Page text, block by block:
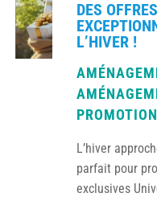
DES OFFRES
L’HIVER !
L’hiver
parfait pour
exclusives